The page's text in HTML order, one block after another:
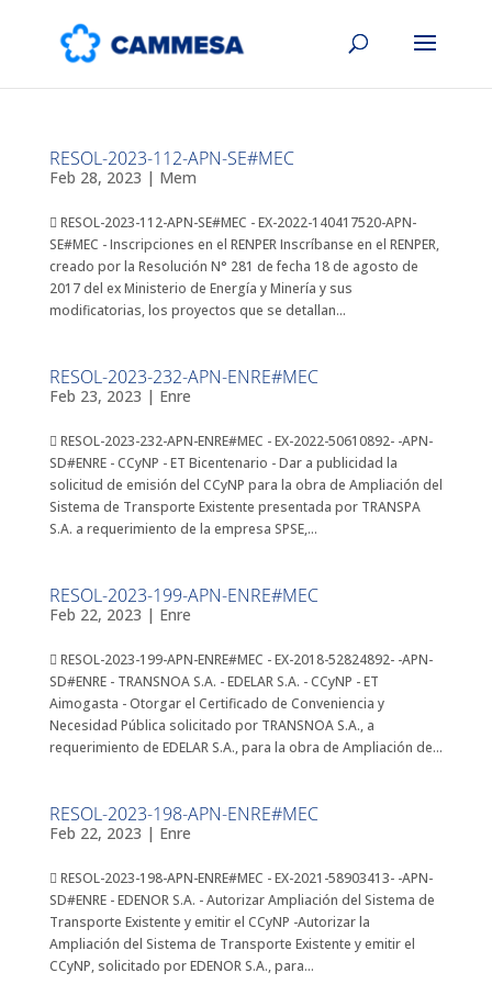
RESOL-2023-112-APN-SE#MEC
Feb 28, 2023 | Mem
 RESOL-2023-112-APN-SE#MEC - EX-2022-140417520-APN-
SE#MEC - Inscripciones en el RENPER Inscríbanse en el RENPER,
creado por la Resolución N° 281 de fecha 18 de agosto de
2017 del ex Ministerio de Energía y Minería y sus
modificatorias, los proyectos que se detallan...
RESOL-2023-232-APN-ENRE#MEC
Feb 23, 2023 | Enre
 RESOL-2023-232-APN-ENRE#MEC - EX-2022-50610892- -APN-
SD#ENRE - CCyNP - ET Bicentenario - Dar a publicidad la
solicitud de emisión del CCyNP para la obra de Ampliación del
Sistema de Transporte Existente presentada por TRANSPA
S.A. a requerimiento de la empresa SPSE,...
RESOL-2023-199-APN-ENRE#MEC
Feb 22, 2023 | Enre
 RESOL-2023-199-APN-ENRE#MEC - EX-2018-52824892- -APN-
SD#ENRE - TRANSNOA S.A. - EDELAR S.A. - CCyNP - ET
Aimogasta - Otorgar el Certificado de Conveniencia y
Necesidad Pública solicitado por TRANSNOA S.A., a
requerimiento de EDELAR S.A., para la obra de Ampliación de...
RESOL-2023-198-APN-ENRE#MEC
Feb 22, 2023 | Enre
 RESOL-2023-198-APN-ENRE#MEC - EX-2021-58903413- -APN-
SD#ENRE - EDENOR S.A. - Autorizar Ampliación del Sistema de
Transporte Existente y emitir el CCyNP -Autorizar la
Ampliación del Sistema de Transporte Existente y emitir el
CCyNP, solicitado por EDENOR S.A., para...